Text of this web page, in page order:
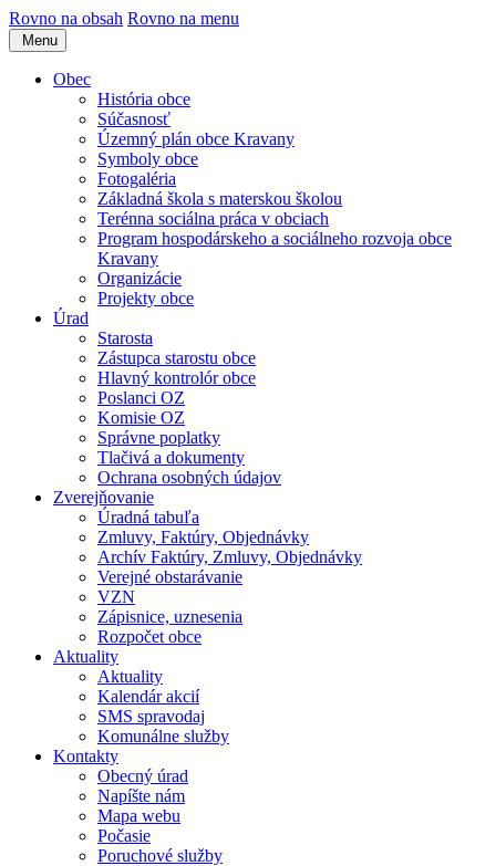
Rovno na obsah Rovno na menu
Menu
Obec
História obce
Súčasnosť
Územný plán obce Kravany
Symboly obce
Fotogaléria
Základná škola s materskou školou
Terénna sociálna práca v obciach
Program hospodárskeho a sociálneho rozvoja obce
Kravany
Organizácie
Projekty obce
Úrad
Starosta
Zástupca starostu obce
Hlavný kontrolór obce
Poslanci OZ
Komisie OZ
Správne poplatky
Tlačivá a dokumenty
Ochrana osobných údajov
Zverejňovanie
Úradná tabuľa
Zmluvy, Faktúry, Objednávky
Archív Faktúry, Zmluvy, Objednávky
Verejné obstarávanie
VZN
Zápisnice, uznesenia
Rozpočet obce
Aktuality
Aktuality
Kalendár akcií
SMS spravodaj
Komunálne služby
Kontakty
Obecný úrad
Napíšte nám
Mapa webu
Počasie
Poruchové služby